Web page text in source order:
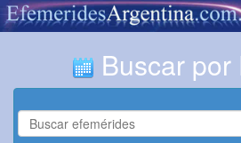
Buscar por